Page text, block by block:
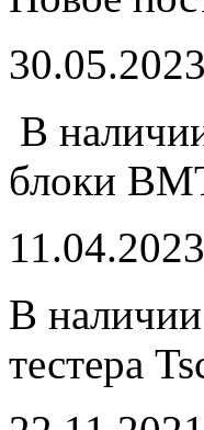
30.05.2023
В
блоки
11.04.2023
В
тестера